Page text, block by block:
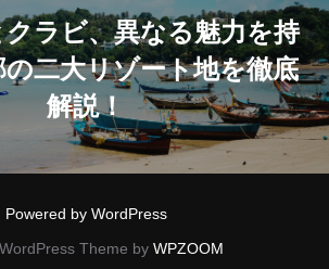
の
投
稿
ラビ、異なる魅力を持
二大リゾート地を徹底
解説！
Powered by WordPress
Theme by WPZOOM